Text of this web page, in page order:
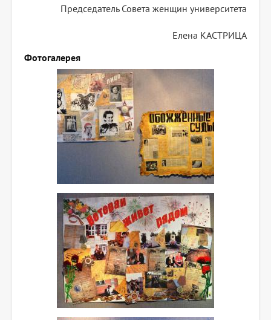
Председатель Совета женщин университета
Елена КАСТРИЦА
Фотогалерея